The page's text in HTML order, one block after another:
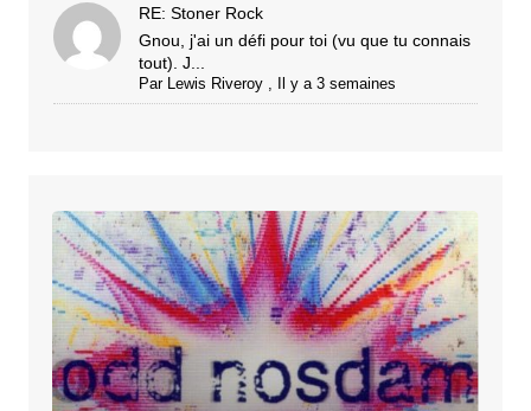
RE: Stoner Rock
Gnou, j'ai un défi pour toi (vu que tu connais
tout). J...
Par Lewis Riveroy, Il y a 3 semaines
ODD
NOSDAM
–
No
More
Wig
For